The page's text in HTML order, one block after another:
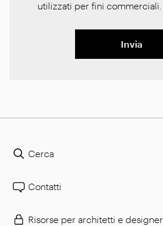
utilizzati per fini commerciali.
Invia
Cerca
Contatti
Risorse per architetti e designer